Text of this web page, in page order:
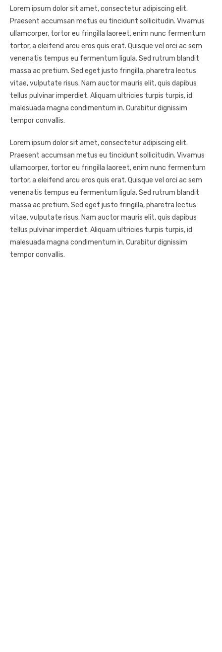
Lorem ipsum dolor sit amet, consectetur adipiscing elit.
Praesent accumsan metus eu tincidunt sollicitudin. Vivamus
ullamcorper, tortor eu fringilla laoreet, enim nunc fermentum
tortor, a eleifend arcu eros quis erat. Quisque vel orci ac sem
venenatis tempus eu fermentum ligula. Sed rutrum blandit
massa ac pretium. Sed eget justo fringilla, pharetra lectus
vitae, vulputate risus. Nam auctor mauris elit, quis dapibus
tellus pulvinar imperdiet. Aliquam ultricies turpis turpis, id
malesuada magna condimentum in. Curabitur dignissim
tempor convallis.
Lorem ipsum dolor sit amet, consectetur adipiscing elit.
Praesent accumsan metus eu tincidunt sollicitudin. Vivamus
ullamcorper, tortor eu fringilla laoreet, enim nunc fermentum
tortor, a eleifend arcu eros quis erat. Quisque vel orci ac sem
venenatis tempus eu fermentum ligula. Sed rutrum blandit
massa ac pretium. Sed eget justo fringilla, pharetra lectus
vitae, vulputate risus. Nam auctor mauris elit, quis dapibus
tellus pulvinar imperdiet. Aliquam ultricies turpis turpis, id
malesuada magna condimentum in. Curabitur dignissim
tempor convallis.